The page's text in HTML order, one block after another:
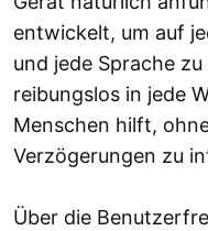
entwickelt, um auf
und jede Sprache
reibungslos in jede
Menschen hilft,
Verzögerungen zu
Über die